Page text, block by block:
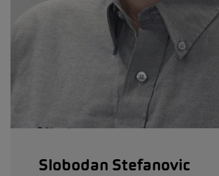
Slobodan Stefanovic